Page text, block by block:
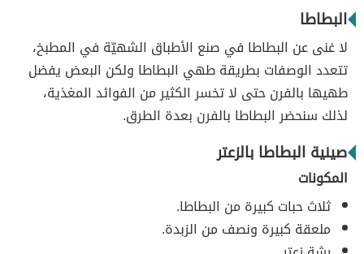
البطاطا
لا غنى عن البطاطا في صنع الأطباق الشهيّة في المطبخ،
تتعدد الوصفات بطريقة طهي البطاطا ولكن البعض يفضل
طهيها بالفرن حتى لا تخسر الكثير من الفوائد المغذية،
لذلك سنحضر البطاطا بالفرن بعدة الطرق.
صينية البطاطا بالزعتر
المكونات
ثلاث حبات كبيرة من البطاطا.
ملعقة كبيرة ونصف من الزبدة.